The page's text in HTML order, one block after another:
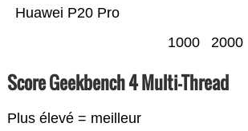
Huawei P20 Pro
1000 2000
Score Geekbench 4 Multi-Thread
Plus élevé = meilleur